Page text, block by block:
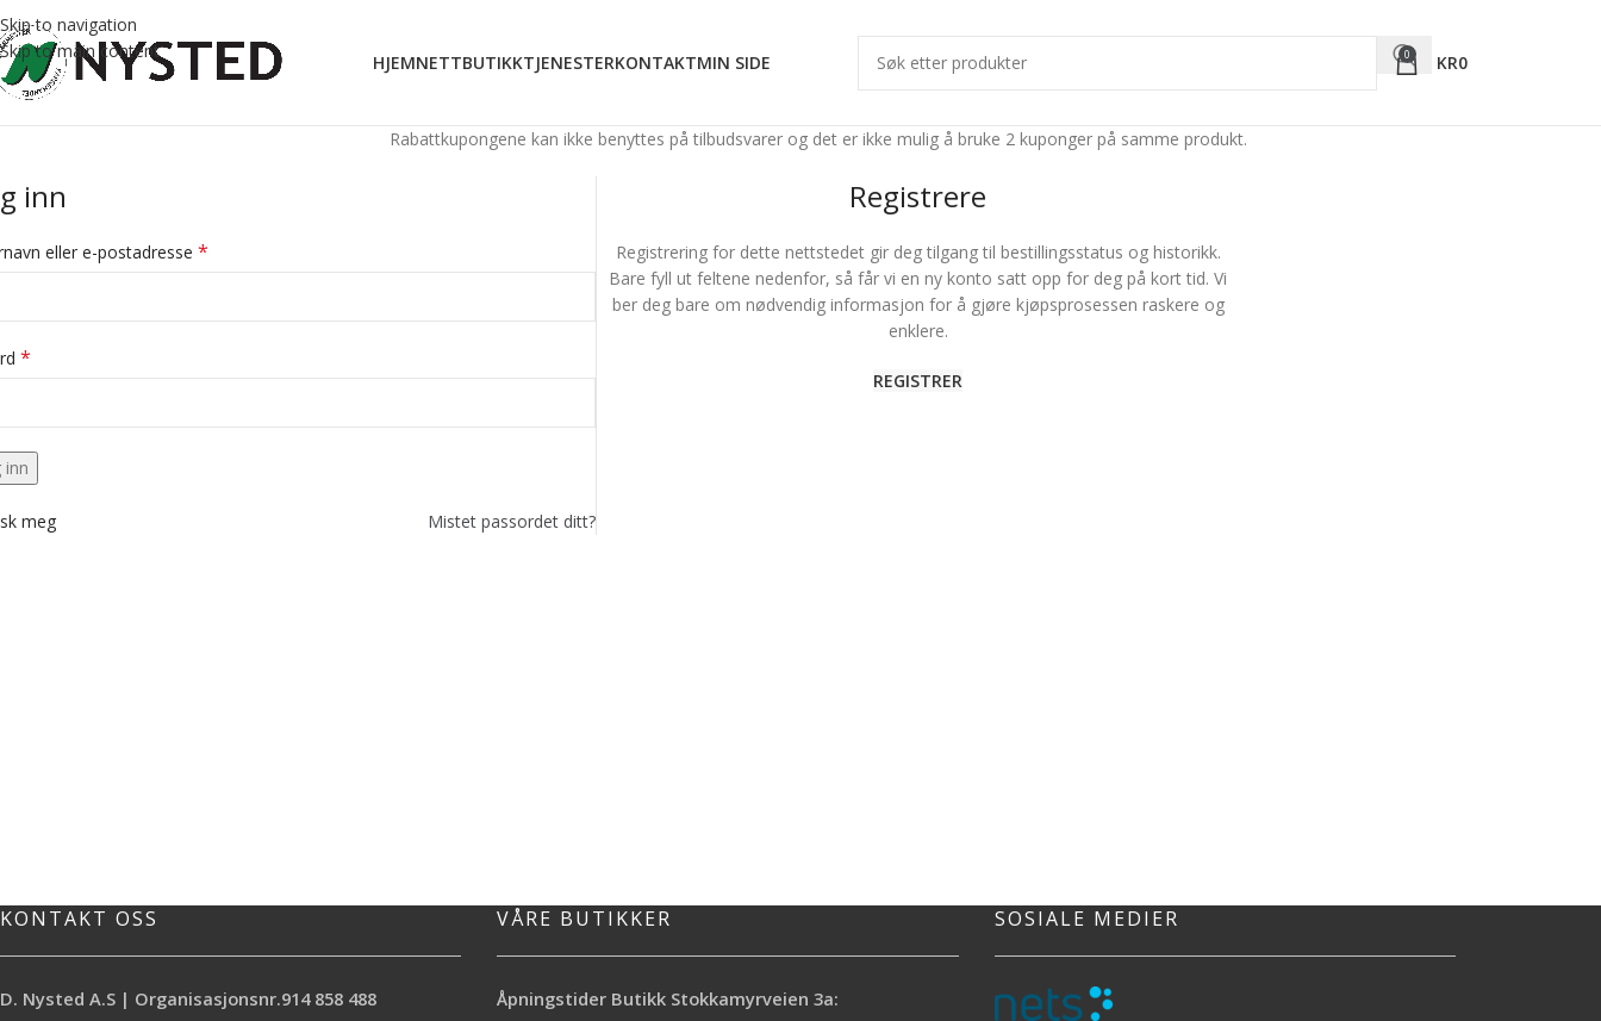
Skip to navigation
Skip to main content
HJEMNETTBUTIKKTJENESTERKONTAKTMIN SIDE 0 KR0
Rabattkupongene kan ikke benyttes på tilbudsvarer og det er ikke mulig å bruke 2 kuponger på samme produkt.
inn
eller e-postadresse *
*
inn
Mistet passordet ditt?
meg
Registrere
Registrering for dette nettstedet gir deg tilgang til bestillingsstatus og historikk.
Bare fyll ut feltene nedenfor, så får vi en ny konto satt opp for deg på kort tid. Vi
ber deg bare om nødvendig informasjon for å gjøre kjøpsprosessen raskere og
enklere.
REGISTRER
KONTAKT OSS
D. Nysted A.S | Organisasjonsnr.914 858 488
VÅRE BUTIKKER
Åpningstider Butikk Stokkamyrveien 3a:
SOSIALE MEDIER